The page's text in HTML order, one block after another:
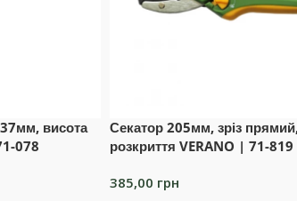
висота
078
Секатор 205мм, зріз
розкриття VERANO | 71-819
385,00 грн